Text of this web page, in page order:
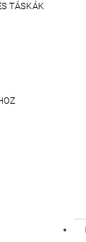
TÁSKÁK